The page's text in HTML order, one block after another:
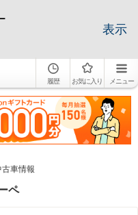
表示
履歴 お気に入り メニュー
車情報
ペ